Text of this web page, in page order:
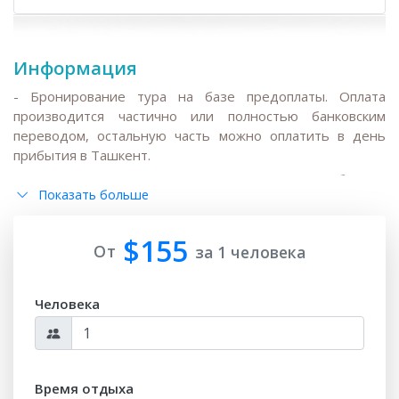
Информация
- Бронирование тура на базе предоплаты. Оплата
производится частично или полностью банковским
переводом, остальную часть можно оплатить в день
прибытия в Ташкент.
Ввиду высокого спроса на гостиницы, жд и авиа билеты
в высокий сезон ( март - июнь и август - ноябрь)
гостям раннее бронирование.
гостиничные услуги, повышение цен на авиа и
железнодорожные билеты, повышении налогов и
колебаниях обменного курса могут повлиять на базовую
Показать больше
От $155 за 1 человека
Человека
Время отдыха